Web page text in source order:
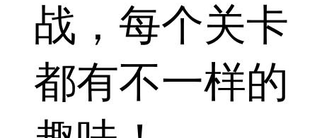
战，每个关卡
都有不一样的